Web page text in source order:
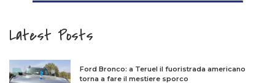
Latest Posts
Ford Bronco: a Teruel il fuoristrada americano
torna a fare il mestiere sporco